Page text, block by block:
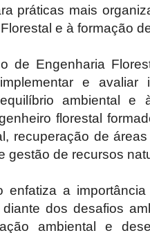
práticas mais
e à formação
de Engenharia
e avaliar
ambiental e
florestal
recuperação de
gestão de recursos
enfatiza a
dos desafios
ambiental e